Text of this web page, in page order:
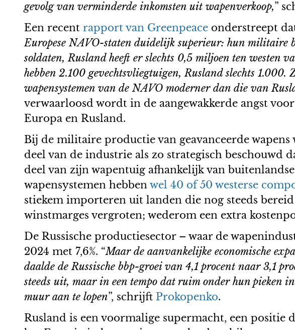
gevolg van verminderde inkomsten uit wapenverkoop,”
Een recent rapport van Greenpeace onderstreept
Europese NAVO-staten duidelijk superieur: hun militaire
soldaten, Rusland heeft er slechts 0,5 miljoen ten westen
hebben 2.100 gevechtsvliegtuigen, Rusland slechts 1.000.
wapensystemen van de NAVO moderner dan die van
verwaarloosd wordt in de aangewakkerde angst
Europa en Rusland.
Bij de militaire productie van geavanceerde
deel van de industrie als zo strategisch beschouwd
deel van zijn wapentuig afhankelijk van
wapensystemen hebben wel 40 of 50 westerse
stiekem importeren uit landen die nog steeds
winstmarges vergroten; wederom een extra
De Russische productiesector – waar de
2024 met 7,6%. “Maar de aanvankelijke economische
daalde de Russische bbp-groei van 4,1 procent naar 3,1
steeds uit, maar in een tempo dat ruim onder hun pieken
muur aan te lopen”, schrijft Prokopenko.
Rusland is een voormalige supermacht, een